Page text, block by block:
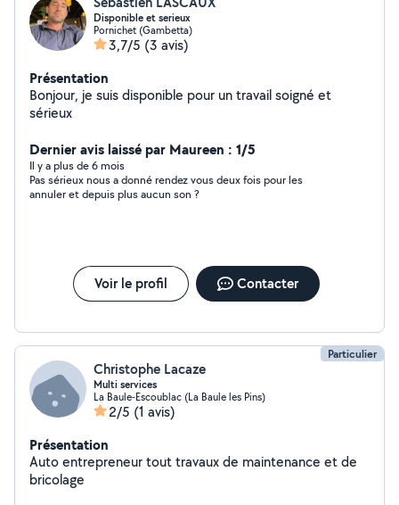
Disponible et serieux
Pornichet (Gambetta)
3,7/5 (3 avis)
Présentation
Bonjour, je suis disponible pour un travail soigné et
sérieux
Dernier avis laissé par Maureen : 1/5
Il y a plus de 6 mois
Pas sérieux nous a donné rendez vous deux fois pour les
annuler et depuis plus aucun son ?
Voir le profil Contacter
Particulier
Christophe Lacaze
Multi services
La Baule-Escoublac (La Baule les Pins)
2/5 (1 avis)
Présentation
Auto entrepreneur tout travaux de maintenance et de
bricolage